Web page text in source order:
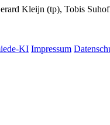
Kleijn (tp), Tobis
KI Impressum